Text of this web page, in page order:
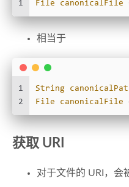
1 File canonicalFile
相当于
1
2
String
File
canonicalFile
获取 URI
对于文件的 URI，会